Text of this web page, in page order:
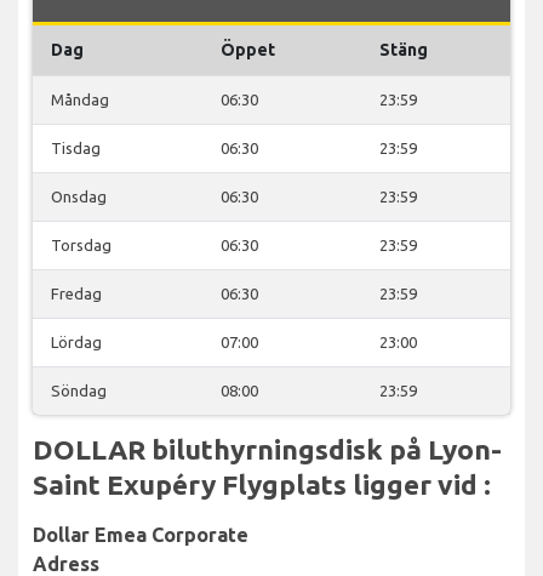
Dag Öppet Stäng
Måndag 06:30 23:59
Tisdag 06:30 23:59
Onsdag 06:30 23:59
Torsdag 06:30 23:59
Fredag 06:30 23:59
Lördag 07:00 23:00
Söndag 08:00 23:59
DOLLAR biluthyrningsdisk på Lyon-
Saint Exupéry Flygplats ligger vid :
Dollar Emea Corporate
Adress